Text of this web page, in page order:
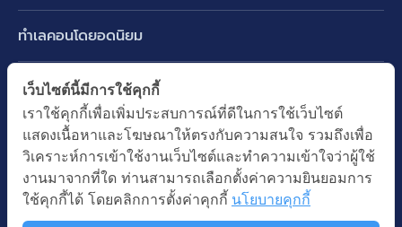
ทาวน์เฮ้าส์ ทาวน์โฮม
คอนโดมิเนียม
อาคารพาณิชย์ ตึกแถว
ที่ดินเปล่า
อพาร์ทเม้นท์ หอพัก
ออฟฟิต สำนักงาน
บางนา รามคำแหง 2
ปทุมธานี รังสิต ลำลูกกา
นนทบุรี บางใหญ่ บางบัวทอง
ทำเลคอนโดยอดนิยม
พระราม 9
อ่อนนุช ปุณณวิถี
รัชดาภิเษก ห้วยขวาง
ห้าแยกลาดพร้าว
ทำเล BTS ยอดนิยม
BTS ทองหล่อ
BTS เอกมัย
BTS พร้อมพงษ์
BTS อ่อนนุช
ทำเล MRT ยอดนิยม
MRT เพชรบุรี
MRT พระราม 9
คำค้นยอดนิยม
บ้านมือสอง
เว็บไซต์นี้มีการใช้คุกกี้
เราใช้คุกกี้เพื่อเพิ่มประสบการณ์ที่ดีในการใช้เว็บไซต์
แสดงเนื้อหาและโฆษณาให้ตรงกับความสนใจ รวมถึงเพื่อ
วิเคราะห์การเข้าใช้งานเว็บไซต์และทำความเข้าใจว่าผู้ใช้
งานมาจากที่ใด ท่านสามารถเลือกตั้งค่าความยินยอมการ
ใช้คุกกี้ได้ โดยคลิกการตั้งค่าคุกกี้ นโยบายคุกกี้